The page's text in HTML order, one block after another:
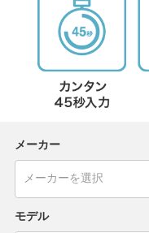
メーカー
モデル